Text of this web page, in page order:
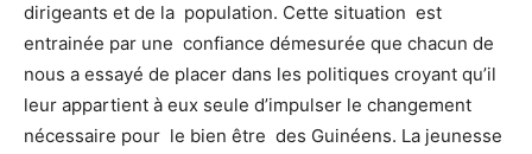
dirigeants et de la population. Cette situation est
entrainée par une confiance démesurée que chacun de
nous a essayé de placer dans les politiques croyant qu’il
leur appartient à eux seule d’impulser le changement
nécessaire pour le bien être des Guinéens. La jeunesse